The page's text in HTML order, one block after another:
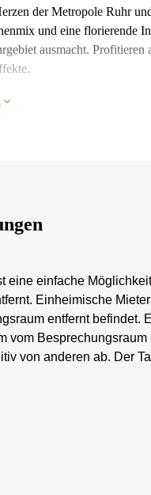
der Metropole Ruhr
und eine florierende
ausmacht.
eine einfache
Einheimische
entfernt
vom
von anderen ab. Der